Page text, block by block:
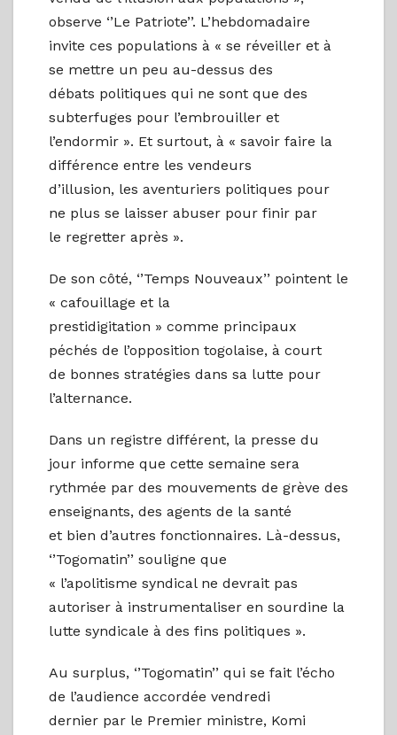
observe ‘’Le Patriote’’. L’hebdomadaire
invite ces populations à « se réveiller et à
se mettre un peu au-dessus des
débats politiques qui ne sont que des
subterfuges pour l’embrouiller et
l’endormir ». Et surtout, à « savoir faire la
différence entre les vendeurs
d’illusion, les aventuriers politiques pour
ne plus se laisser abuser pour finir par
le regretter après ».
De son côté, ‘’Temps Nouveaux’’ pointent le
« cafouillage et la
prestidigitation » comme principaux
péchés de l’opposition togolaise, à court
de bonnes stratégies dans sa lutte pour
l’alternance.
Dans un registre différent, la presse du
jour informe que cette semaine sera
rythmée par des mouvements de grève des
enseignants, des agents de la santé
et bien d’autres fonctionnaires. Là-dessus,
‘’Togomatin’’ souligne que
« l’apolitisme syndical ne devrait pas
autoriser à instrumentaliser en sourdine la
lutte syndicale à des fins politiques ».
Au surplus, ‘’Togomatin’’ qui se fait l’écho
de l’audience accordée vendredi
dernier par le Premier ministre, Komi